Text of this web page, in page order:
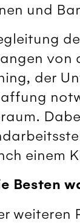
und
von
der
einem
Besten
weiteren